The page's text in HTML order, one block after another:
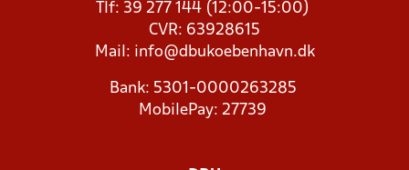
Tlf: 39 277 144 (12:00-15:00)
CVR: 63928615
Mail: info@dbukoebenhavn.dk
Bank: 5301-0000263285
MobilePay: 27739